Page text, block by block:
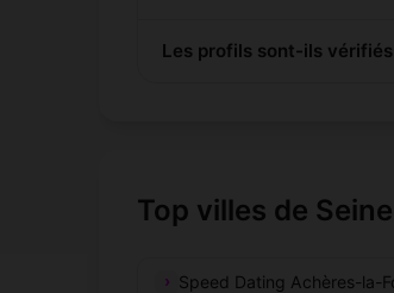
Les profils sont-ils vérifiés
Top villes de
Speed Dating Achères-la-